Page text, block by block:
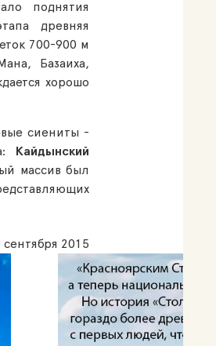
поднятия
древняя
700-900 м
Базаиха,
хорошо
сиениты -
Кайдынский
массив был
сентября 2015